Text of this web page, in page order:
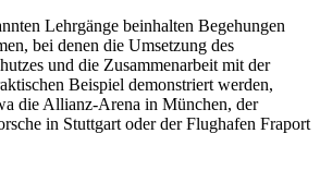
Lehrgänge beinhalten Begehungen
bei denen die Umsetzung des
und die Zusammenarbeit mit der
Beispiel demonstriert werden,
die Allianz-Arena in München, der
in Stuttgart oder der Flughafen Fraport